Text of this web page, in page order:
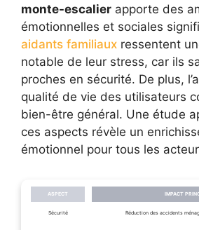
monte-escalier apporte des
émotionnelles et sociales
aidants familiaux ressentent
notable de leur stress, car ils
proches en sécurité. De plus,
qualité de vie des utilisateurs
bien-être général. Une étude
ces aspects révèle un
émotionnel pour tous les
ASPECT IMPACT
Sécurité Réduction des accidents